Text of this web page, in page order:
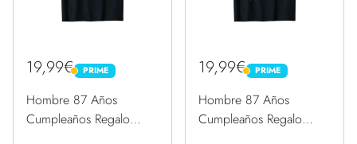
19,99€ PRIME
PRIME
Hombre 87 Años
Cumpleaños Regalo
19,99€ PRIME
PRIME
Hombre 87 Años
Cumpleaños Regalo